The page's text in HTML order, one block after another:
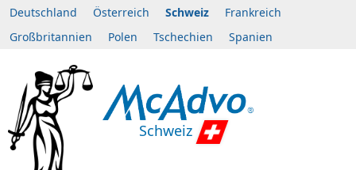
Deutschland Österreich Schweiz
Frankreich
Großbritannien
Polen Tschechien Spanien
Schweiz